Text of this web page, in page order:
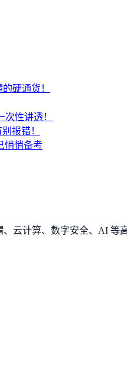
硬通货！
性讲透！
报错！
悄悄备考
云计算、数字安全、AI 等